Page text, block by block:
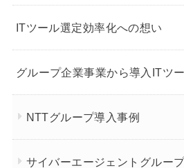
ITツール選定効率化への想い
グループ企業事業から導入ITツ
NTTグループ導入事例
サイバーエージェントグルー